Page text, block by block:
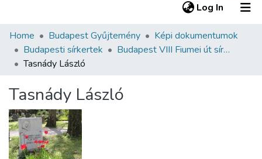
Log In (current)
Communities & Collections
All of DSpace
About us
Home Budapest Gyűjtemény
Képi dokumentumok
Budapesti sírkertek
Budapest VIII Fiumei út sírkert 2. rész
Tasnády László
Tasnády László